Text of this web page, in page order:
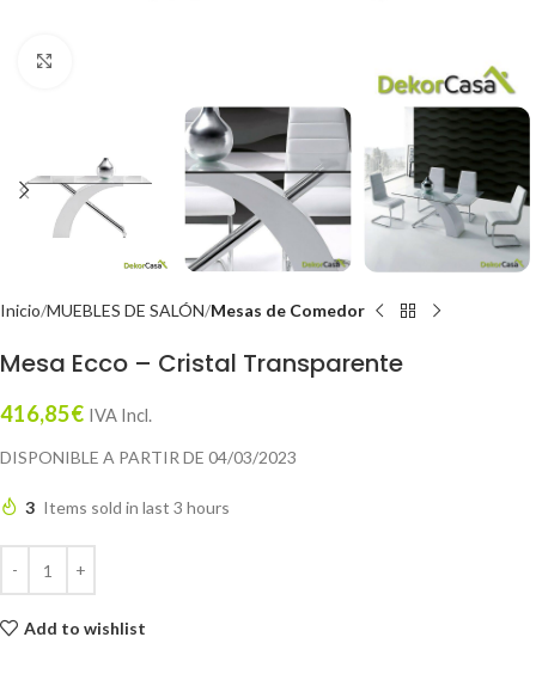
Inicio MUEBLES DE SALÓN Mesas de Comedor
Mesa Ecco – Cristal Transparente
416,85€ IVA Incl.
DISPONIBLE A PARTIR DE 04/03/2023
3 Items sold in last 3 hours
Add to wishlist